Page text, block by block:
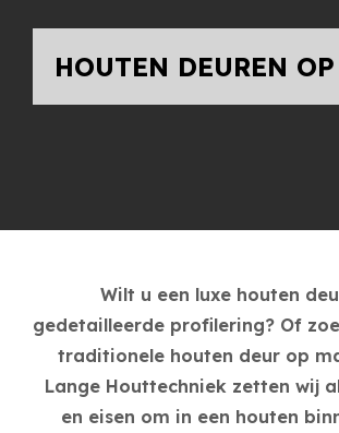
HOUTEN DEUREN
Wilt u een luxe houten
gedetailleerde profilering? Of
traditionele houten deur op
Lange Houttechniek zetten wij
en eisen om in een houten